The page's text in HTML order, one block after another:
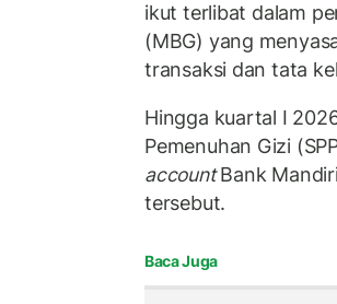
ikut terlibat dalam
(MBG) yang
transaksi dan tata
Hingga kuartal I
Pemenuhan Gizi
accountBank
tersebut.
Baca Juga